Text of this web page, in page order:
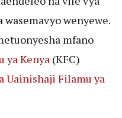
wasemavyo wenyewe.
mfano
ya Kenya (KFC)
Uainishaji Filamu ya